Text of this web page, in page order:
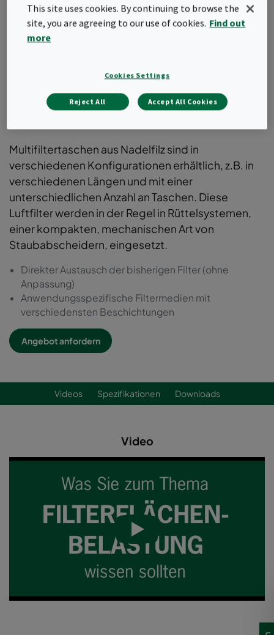
Multifiltertaschen aus Nadelfilz sind in
verschiedenen Konfigurationen erhältlich, z.B. in
verschiedenen Längen und mit einer
unterschiedlichen Anzahl an Taschen. Diese
Luftfilter werden in der Regel in Rüttelsystemen,
einer kompakten, mechanischen Art von
Staubabscheidern, eingesetzt.
Direkter Austausch der bisherigen Filter (ohne
Anpassung)
Anwendungsspezifische Filtermedien mit
verschiedensten Beschichtungen
Angebot anfordern
Videos Spezifikationen Downloads
Video
This site uses cookies. By continuing to browse the
site, you are agreeing to our use of cookies. Find out
more
Cookies Settings
Reject All Accept All Cookies